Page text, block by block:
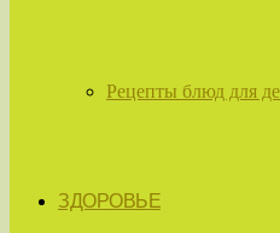
Рецепты блюд для
ЗДОРОВЬЕ